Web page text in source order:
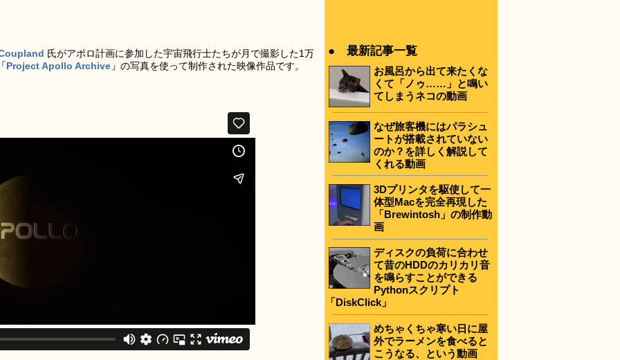
氏がアポロ計画に参加した宇宙飛行士たちが月で撮影した1万
Project Apollo Archive」 の写真を使って制作された映像作品です。
● 最新記事一覧
お風呂から出て来たくな
くて「ノゥ……」と鳴い
てしまうネコの動画
なぜ旅客機にはパラシュ
ートが搭載されていない
のか？を詳しく解説して
くれる動画
3Dプリンタを駆使して一
体型Macを完全再現した
「Brewintosh」の制作動
画
ディスクの負荷に合わせ
て昔のHDDのカリカリ音
を鳴らすことができる
Pythonスクリプト
「DiskClick」
めちゃくちゃ寒い日に屋
外でラーメンを食べると
こうなる、という動画